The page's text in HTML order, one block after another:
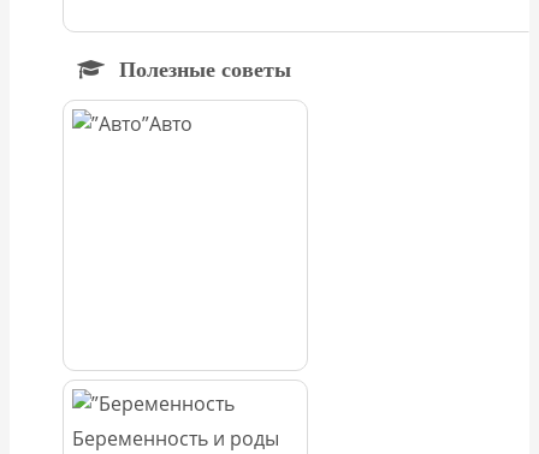
Полезные советы
Авто
Беременность и роды